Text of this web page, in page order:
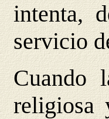
intenta,
servicio
Cuando
religiosa